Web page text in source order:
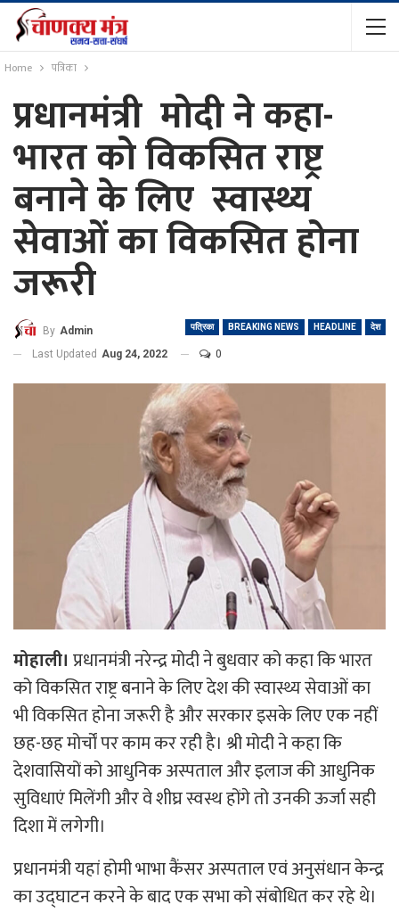
Home पत्रिका
प्रधानमंत्री मोदी ने कहा-
भारत को विकसित राष्ट्र
बनाने के लिए स्वास्थ्य
सेवाओं का विकसित होना
जरूरी
पत्रिका BREAKING NEWS HEADLINE देश
By Admin
Last Updated Aug 24, 2022 0
मोहाली। प्रधानमंत्री नरेन्द्र मोदी ने बुधवार को कहा कि भारत
को विकसित राष्ट्र बनाने के लिए देश की स्वास्थ्य सेवाओं का
भी विकसित होना जरूरी है और सरकार इसके लिए एक नहीं
छह-छह मोर्चों पर काम कर रही है। श्री मोदी ने कहा कि
देशवासियों को आधुनिक अस्पताल और इलाज की आधुनिक
सुविधाएं मिलेंगी और वे शीघ्र स्वस्थ होंगे तो उनकी ऊर्जा सही
दिशा में लगेगी।
प्रधानमंत्री यहां होमी भाभा कैंसर अस्पताल एवं अनुसंधान केन्द्र
का उद्घाटन करने के बाद एक सभा को संबोधित कर रहे थे।